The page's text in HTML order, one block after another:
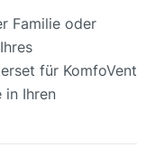
Familie oder
für KomfoVent
in Ihren